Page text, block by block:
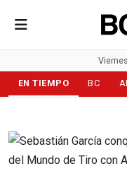
EN TIEMPO BC